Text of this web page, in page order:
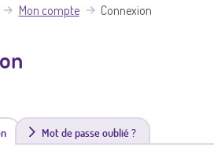
Mon compte Connexion
(
Mot de passe oublié ?